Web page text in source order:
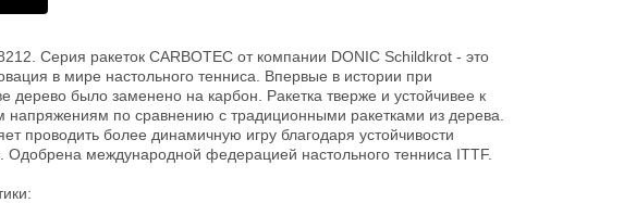
Серия ракеток CARBOTEC от компании DONIC Schildkrot - это
в мире настольного тенниса. Впервые в истории при
дерево было заменено на карбон. Ракетка тверже и устойчивее к
напряжениям по сравнению с традиционными ракетками из дерева.
проводить более динамичную игру благодаря устойчивости
Одобрена международной федерацией настольного тенниса ITTF.